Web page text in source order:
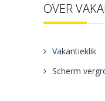
OVER
Vakantieklik
Scherm